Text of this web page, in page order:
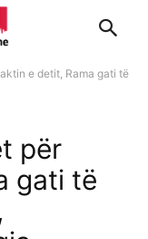
e detit, Rama gati të
për
gati të